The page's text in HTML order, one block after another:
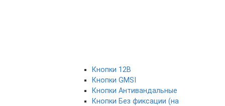
Кнопки 12В
Кнопки GMSI
Кнопки Антивандальные
Кнопки Без фиксации (на